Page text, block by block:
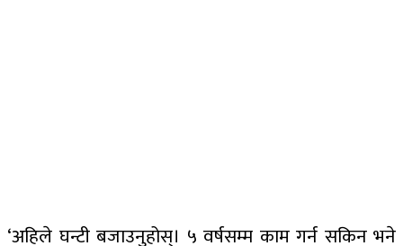
‘अहिले घन्टी बजाउनुहोस्। ५ वर्षसम्म काम गर्न सकिन भने